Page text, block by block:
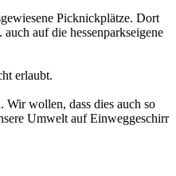
Picknickplätze. Dort
auf die hessenparkseigene
erlaubt.
wollen, dass dies auch so
Umwelt auf Einweggeschirr